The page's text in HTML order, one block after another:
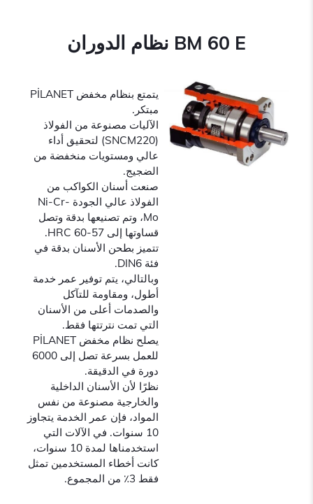
BM 60 E نظام الدوران
يتمتع بنظام مخفض PİLANET
مبتكر.
الآليات مصنوعة من الفولاذ
(SNCM220) لتحقيق أداء
عالي ومستويات منخفضة من
الضجيج.
صنعت أسنان الكواكب من
الفولاذ عالي الجودة Ni-Cr-
Mo، وتم تصنيعها بدقة وتصل
قساوتها إلى 57-60 HRC.
تتميز بطحن الأسنان بدقة في
فئة DIN6.
وبالتالي، يتم توفير عمر خدمة
أطول، ومقاومة للتآكل
والصدمات أعلى من الأسنان
التي تمت نترتتها فقط.
يصلح نظام مخفض PİLANET
للعمل بسرعة تصل إلى 6000
دورة في الدقيقة.
نظرًا لأن الأسنان الداخلية
والخارجية مصنوعة من نفس
المواد، فإن عمر الخدمة يتجاوز
10 سنوات. في الآلات التي
استخدمناها لمدة 10 سنوات،
كانت أخطاء المستخدمين تمثل
فقط 3٪ من المجموع.